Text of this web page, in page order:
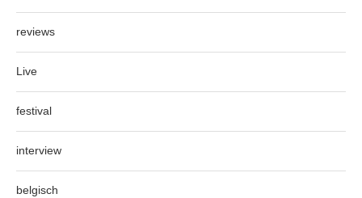
reviews
Live
festival
interview
belgisch